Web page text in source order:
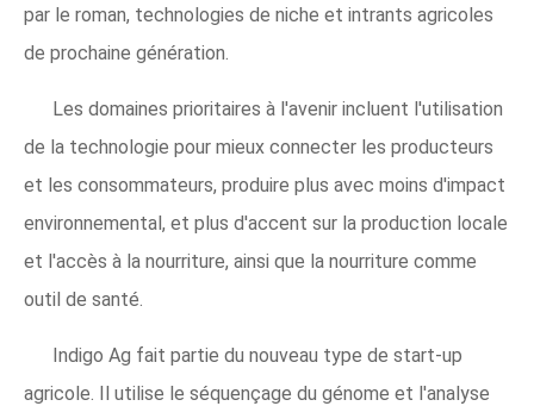
par le roman, technologies de niche et intrants agricoles
de prochaine génération.
Les domaines prioritaires à l'avenir incluent l'utilisation
de la technologie pour mieux connecter les producteurs
et les consommateurs, produire plus avec moins d'impact
environnemental, et plus d'accent sur la production locale
et l'accès à la nourriture, ainsi que la nourriture comme
outil de santé.
Indigo Ag fait partie du nouveau type de start-up
agricole. Il utilise le séquençage du génome et l'analyse